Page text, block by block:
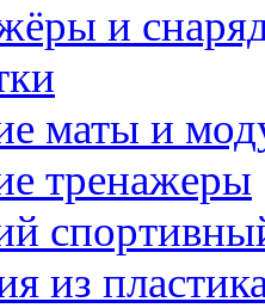
и
маты и
тренажеры
из